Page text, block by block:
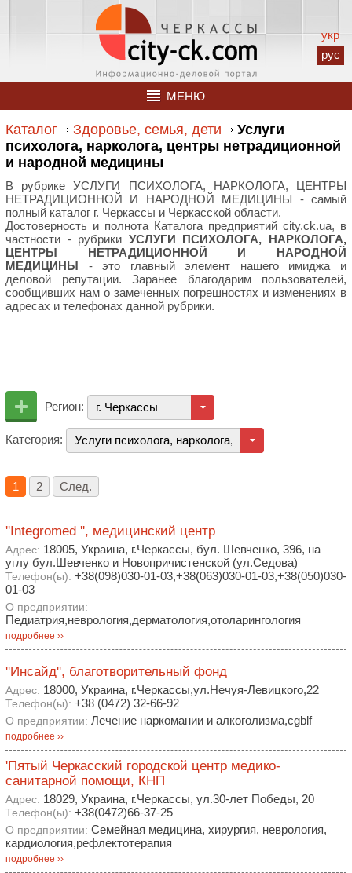
укр
рус
МЕНЮ
Каталог Здоровье, семья, дети
Услуги
психолога, нарколога, центры нетрадиционной
и народной медицины
В рубрике УСЛУГИ ПСИХОЛОГА, НАРКОЛОГА, ЦЕНТРЫ
НЕТРАДИЦИОННОЙ И НАРОДНОЙ МЕДИЦИНЫ - самый
полный каталог г. Черкассы и Черкасской области.
Достоверность и полнота Каталога предприятий city.ck.ua, в
частности - рубрики УСЛУГИ ПСИХОЛОГА, НАРКОЛОГА,
ЦЕНТРЫ НЕТРАДИЦИОННОЙ И НАРОДНОЙ
МЕДИЦИНЫ - это главный элемент нашего имиджа и
деловой репутации. Заранее благодарим пользователей,
сообщивших нам о замеченных погрешностях и изменениях в
адресах и телефонах данной рубрики.
Регион: г. Черкассы
Категория: Услуги психолога, нарколога, центры
1 2 След.
''Integromed '', медицинский центр
Адрес: 18005, Украина, г.Черкассы, бул. Шевченко, 396, на
углу бул.Шевченко и Новопричистенской (ул.Седова)
Телефон(ы): +38(098)030-01-03,+38(063)030-01-03,+38(050)030-
01-03
О предприятии:
Педиатрия,неврология,дерматология,отоларингология
подробнее ››
''Инсайд'', благотворительный фонд
Адрес: 18000, Украина, г.Черкассы,ул.Нечуя-Левицкого,22
Телефон(ы): +38 (0472) 32-66-92
О предприятии: Лечение наркомании и алкоголизма,cgblf
подробнее ››
'Пятый Черкасский городской центр медико-
санитарной помощи, КНП
Адрес: 18029, Украина, г.Черкассы, ул.30-лет Победы, 20
Телефон(ы): +38(0472)66-37-25
О предприятии: Семейная медицина, хирургия, неврология,
кардиология,рефлектотерапия
подробнее ››